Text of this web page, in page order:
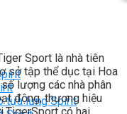
tựa lưng Spirit
Sport là nhà tiên
sở tập thể dục tại Hoa
lượng các nhà phân
động, thương hiệu